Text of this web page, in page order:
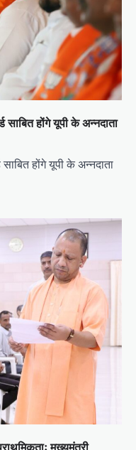
होंगे यूपी के अन्नदाता
होंगे यूपी के अन्नदाता